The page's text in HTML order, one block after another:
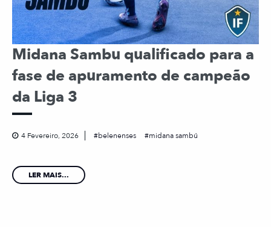
Midana Sambu qualificado para a
fase de apuramento de campeão
da Liga 3
4 Fevereiro, 2026 belenenses midana sambú
LER MAIS...